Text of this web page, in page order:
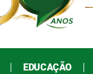
EDUCAÇÃO